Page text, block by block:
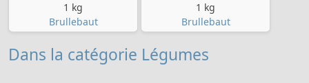
1 kg
Brullebaut
1 kg
Brullebaut
Dans la catégorie Légumes